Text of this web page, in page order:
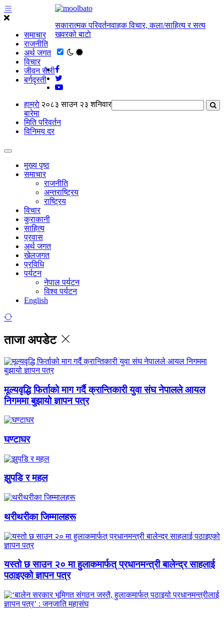
समाचार
राजनीति
अर्थ जगत
विचार
जीवन सैली
बर्गदृस्ती
सकारात्मक परिवर्तनवाहक विचार, कला/साहित्य र सत्य
खवरको बाटाे
२०८३ साउन २३ शनिवार
हाम्राे
बारेमा
मिति परिवर्तन
विनिमय दर
मुख्य पृष्ठ
समाचार
राजनीति
अन्तराष्ट्रिय
राष्ट्रिय
विचार
कुराकानी
साहित्य
प्रवास
अर्थ जगत
खेलजगत
प्रविधि
पर्यटन
नेपाल पर्यटन
विश्व पर्यटन
English
ताजा अपडेट
मूल्यवृद्धि फिर्ताको माग गर्दै क्रान्तिकारी युवा संघ नेपालले आयल
निगममा बुझायो ज्ञापन पत्र
घण्टाघर
झुपडि र महल
थरीथरीका जिम्मालहरू
यस्तो छ साउन २० मा हुलाकमार्फत् प्रधानमन्त्री बालेन्द्र साहलाई
पठाइएको ज्ञापन पत्र